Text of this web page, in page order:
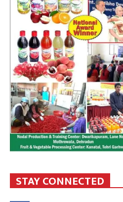
STAY CONNECTED